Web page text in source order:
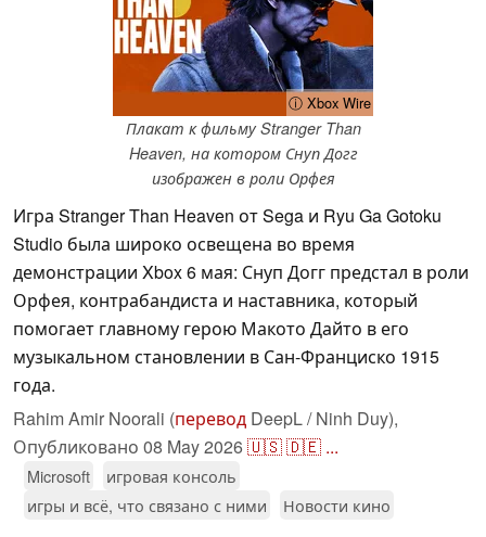
ⓘ Xbox Wire
Плакат к фильму Stranger Than
Heaven, на котором Снуп Догг
изображен в роли Орфея
Игра Stranger Than Heaven от Sega и Ryu Ga Gotoku
Studio была широко освещена во время
демонстрации Xbox 6 мая: Снуп Догг предстал в роли
Орфея, контрабандиста и наставника, который
помогает главному герою Макото Дайто в его
музыкальном становлении в Сан-Франциско 1915
года.
Rahim Amir Noorali (перевод DeepL / Ninh Duy),
Опубликовано 08 May 2026🇺🇸🇩🇪 ...
Microsoft
игровая консоль
игры и всё, что связано с ними
Новости кино